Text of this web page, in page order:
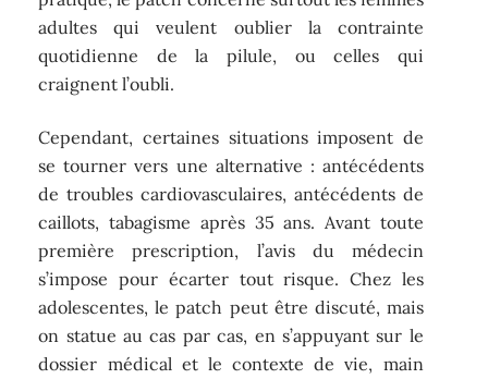
adultes qui veulent oublier la contrainte
quotidienne de la pilule, ou celles qui
craignent l’oubli.
Cependant, certaines situations imposent de
se tourner vers une alternative : antécédents
de troubles cardiovasculaires, antécédents de
caillots, tabagisme après 35 ans. Avant toute
première prescription, l’avis du médecin
s’impose pour écarter tout risque. Chez les
adolescentes, le patch peut être discuté, mais
on statue au cas par cas, en s’appuyant sur le
dossier médical et le contexte de vie, main